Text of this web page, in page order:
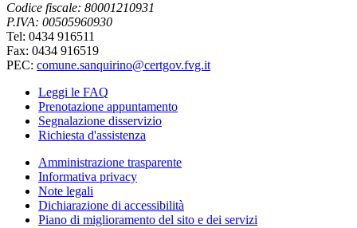
Codice fiscale: 80001210931
P.IVA: 00505960930
Tel: 0434 916511
Fax: 0434 916519
PEC: comune.sanquirino@certgov.fvg.it
Leggi le FAQ
Prenotazione appuntamento
Segnalazione disservizio
Richiesta d'assistenza
Amministrazione trasparente
Informativa privacy
Note legali
Dichiarazione di accessibilità
Piano di miglioramento del sito e dei servizi